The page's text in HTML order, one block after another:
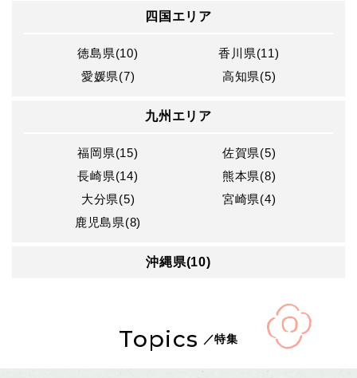
四国エリア
徳島県(10)
香川県(11)
愛媛県(7)
高知県(5)
九州エリア
福岡県(15)
佐賀県(5)
長崎県(14)
熊本県(8)
大分県(5)
宮崎県(4)
鹿児島県(8)
沖縄県(10)
Topics ／特集